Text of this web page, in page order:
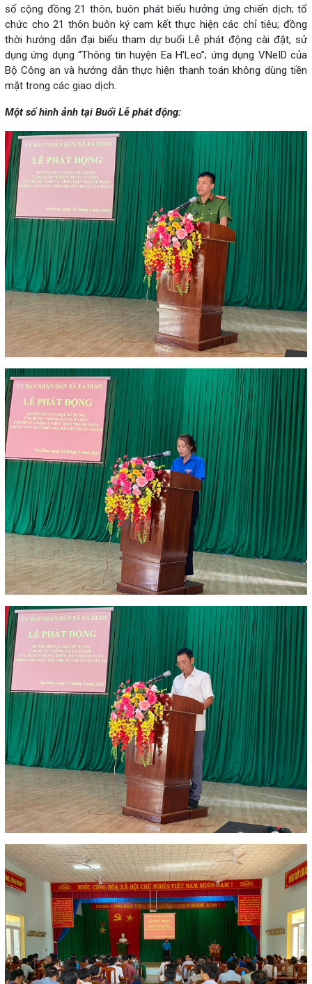
số cộng đồng 21 thôn, buôn phát biểu hưởng ứng chiến dịch; tổ
chức cho 21 thôn buôn ký cam kết thực hiện các chỉ tiêu; đồng
thời hướng dẫn đại biểu tham dự buổi Lễ phát động cài đặt, sử
dụng ứng dụng “Thông tin huyện Ea H’Leo”; ứng dụng VNeID của
Bộ Công an và hướng dẫn thực hiện thanh toán không dùng tiền
mặt trong các giao dịch.
Một số hình ảnh tại Buổi Lễ phát động: